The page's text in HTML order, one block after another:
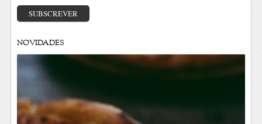
email
SUBSCREVER
NOVIDADES